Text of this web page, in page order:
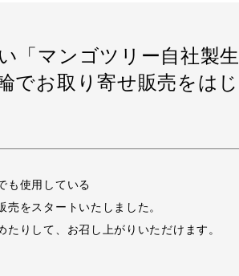
「マンゴツリー自社製
でお取り寄せ販売をは
も使用している
をスタートいたしました。
りして、お召し上がりいただけます。